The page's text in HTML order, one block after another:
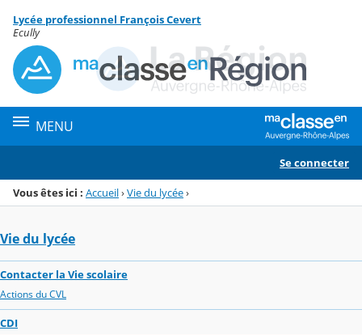
Menu de la rubrique
Contenu
Lycée professionnel François Cevert
Ecully
MENU
Se connecter
Vous êtes ici : Accueil›Vie du lycée›
Vie du lycée
Contacter la Vie scolaire
Actions du CVL
CDI